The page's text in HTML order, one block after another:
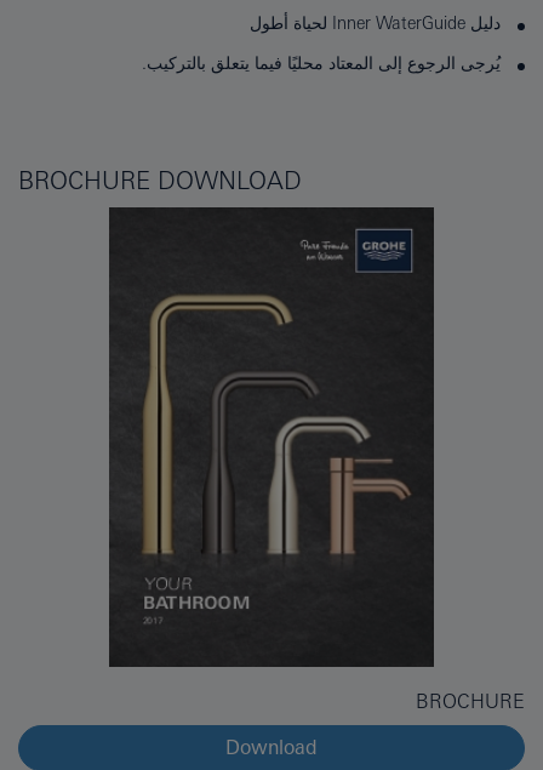
دليل Inner WaterGuide لحياة أطول
يُرجى الرجوع إلى المعتاد محليًا فيما يتعلق بالتركيب.
BROCHURE DOWNLOAD
BROCHURE
Download